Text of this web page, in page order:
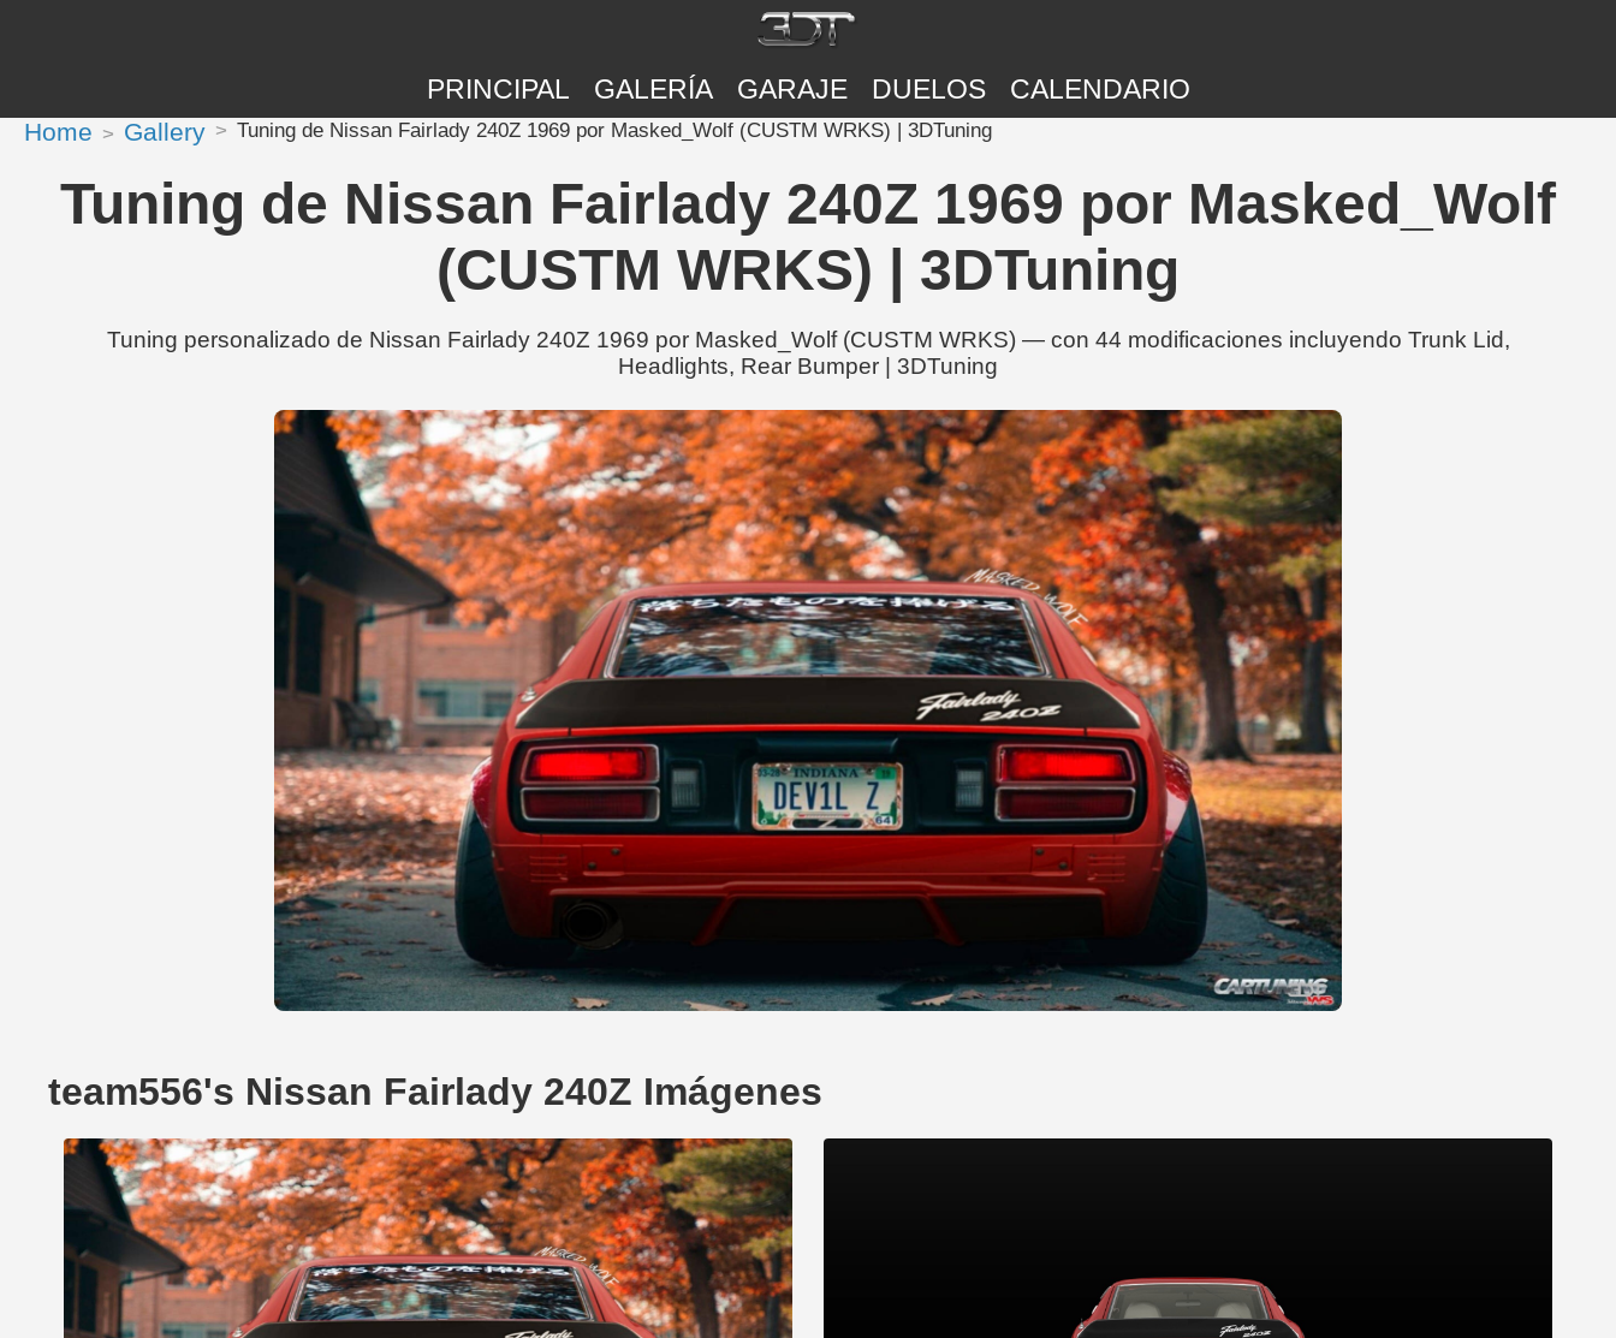
PRINCIPAL GALERÍA GARAJE DUELOS CALENDARIO
Home Gallery Tuning de Nissan Fairlady 240Z 1969 por Masked_Wolf (CUSTM WRKS) | 3DTuning
Tuning de Nissan Fairlady 240Z 1969 por Masked_Wolf
(CUSTM WRKS) | 3DTuning
Tuning personalizado de Nissan Fairlady 240Z 1969 por Masked_Wolf (CUSTM WRKS) — con 44 modificaciones incluyendo Trunk Lid,
Headlights, Rear Bumper | 3DTuning
team556's Nissan Fairlady 240Z Imágenes